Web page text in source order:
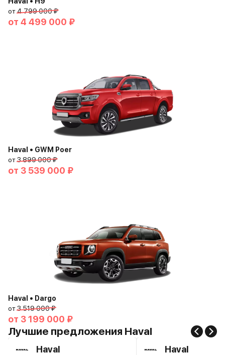
от4 799 000 ₽
от 4 499 000 ₽
Haval • GWM Poer
от3 899 000 ₽
от 3 539 000 ₽
Haval • Dargo
от3 519 000 ₽
от 3 199 000 ₽
Лучшие предложения Haval
Haval Haval